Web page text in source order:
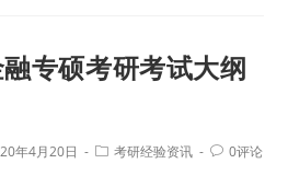
专硕考研考试大纲
年4月20日 考研经验资讯 0评论